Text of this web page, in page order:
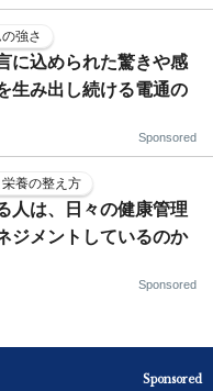
強さ
に込められた驚きや感
生み出し続ける電通の
Sponsored
養の整え方
人は、日々の健康管理
ジメントしているのか
Sponsored
Sponsored